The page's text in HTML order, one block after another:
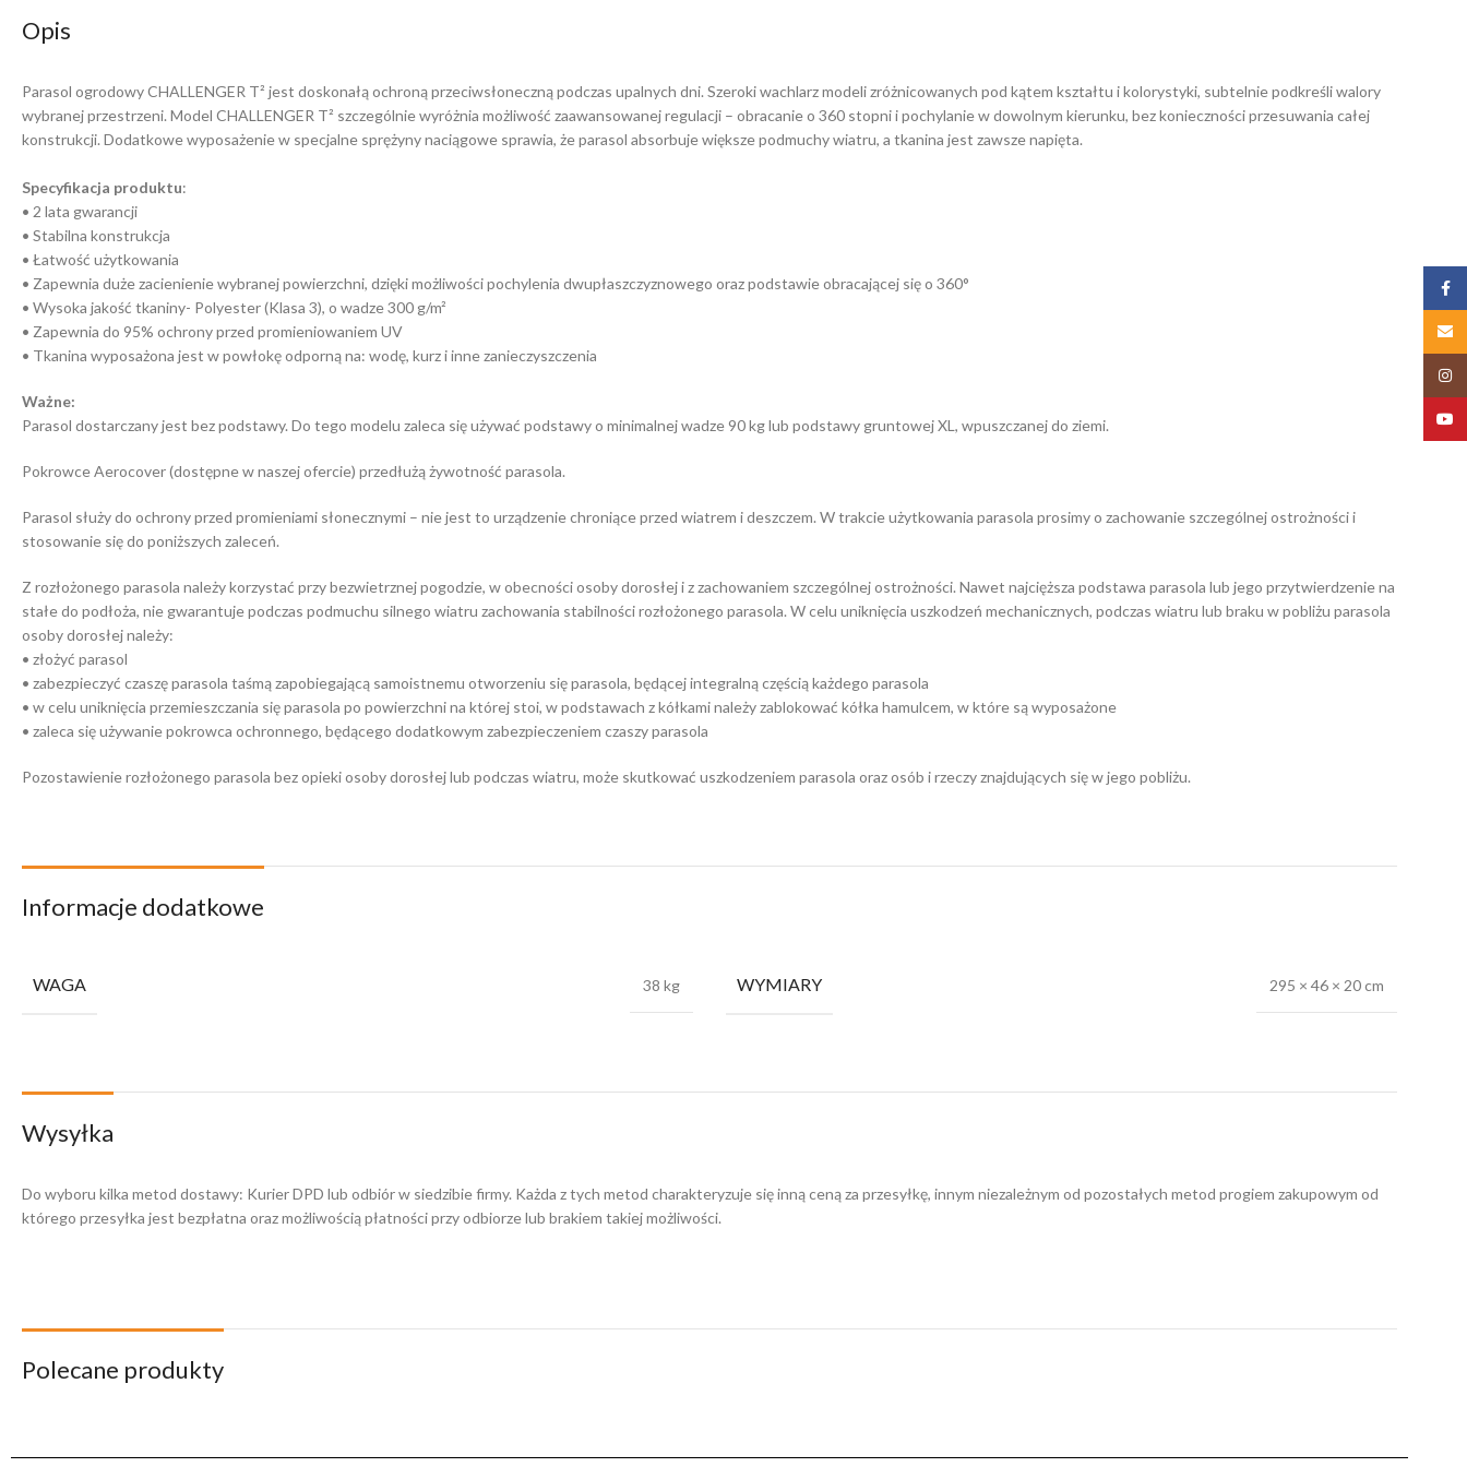
Opis
Parasol ogrodowy CHALLENGER T² jest doskonałą ochroną przeciwsłoneczną podczas upalnych dni. Szeroki wachlarz modeli zróżnicowanych pod kątem kształtu i kolorystyki, subtelnie podkreśli walory
wybranej przestrzeni. Model CHALLENGER T² szczególnie wyróżnia możliwość zaawansowanej regulacji – obracanie o 360 stopni i pochylanie w dowolnym kierunku, bez konieczności przesuwania całej
konstrukcji. Dodatkowe wyposażenie w specjalne sprężyny naciągowe sprawia, że parasol absorbuje większe podmuchy wiatru, a tkanina jest zawsze napięta.
Specyfikacja produktu:
• 2 lata gwarancji
• Stabilna konstrukcja
• Łatwość użytkowania
• Zapewnia duże zacienienie wybranej powierzchni, dzięki możliwości pochylenia dwupłaszczyznowego oraz podstawie obracającej się o 360°
• Wysoka jakość tkaniny- Polyester (Klasa 3), o wadze 300 g/m²
• Zapewnia do 95% ochrony przed promieniowaniem UV
• Tkanina wyposażona jest w powłokę odporną na: wodę, kurz i inne zanieczyszczenia
Ważne:
Parasol dostarczany jest bez podstawy. Do tego modelu zaleca się używać podstawy o minimalnej wadze 90 kg lub podstawy gruntowej XL, wpuszczanej do ziemi.
Pokrowce Aerocover (dostępne w naszej ofercie) przedłużą żywotność parasola.
Parasol służy do ochrony przed promieniami słonecznymi – nie jest to urządzenie chroniące przed wiatrem i deszczem. W trakcie użytkowania parasola prosimy o zachowanie szczególnej ostrożności i
stosowanie się do poniższych zaleceń.
Z rozłożonego parasola należy korzystać przy bezwietrznej pogodzie, w obecności osoby dorosłej i z zachowaniem szczególnej ostrożności. Nawet najcięższa podstawa parasola lub jego przytwierdzenie na
stałe do podłoża, nie gwarantuje podczas podmuchu silnego wiatru zachowania stabilności rozłożonego parasola. W celu uniknięcia uszkodzeń mechanicznych, podczas wiatru lub braku w pobliżu parasola
osoby dorosłej należy:
• złożyć parasol
• zabezpieczyć czaszę parasola taśmą zapobiegającą samoistnemu otworzeniu się parasola, będącej integralną częścią każdego parasola
• w celu uniknięcia przemieszczania się parasola po powierzchni na której stoi, w podstawach z kółkami należy zablokować kółka hamulcem, w które są wyposażone
• zaleca się używanie pokrowca ochronnego, będącego dodatkowym zabezpieczeniem czaszy parasola
Pozostawienie rozłożonego parasola bez opieki osoby dorosłej lub podczas wiatru, może skutkować uszkodzeniem parasola oraz osób i rzeczy znajdujących się w jego pobliżu.
Informacje dodatkowe
WAGA 38 kg WYMIARY 295 × 46 × 20 cm
Wysyłka
Do wyboru kilka metod dostawy: Kurier DPD lub odbiór w siedzibie firmy. Każda z tych metod charakteryzuje się inną ceną za przesyłkę, innym niezależnym od pozostałych metod progiem zakupowym od
którego przesyłka jest bezpłatna oraz możliwością płatności przy odbiorze lub brakiem takiej możliwości.
Polecane produkty
Email